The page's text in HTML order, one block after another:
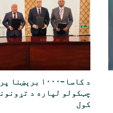
د کاسا-۱۰۰۰
چټکولو لپاره د
کول